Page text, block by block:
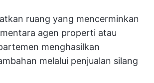
ruang yang mencerminkan
agen properti atau
menghasilkan
melalui penjualan silang